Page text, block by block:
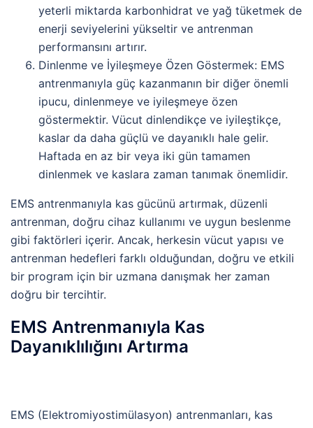
yeterli miktarda karbonhidrat ve yağ tüketmek de
enerji seviyelerini yükseltir ve antrenman
performansını artırır.
Dinlenme ve İyileşmeye Özen Göstermek: EMS
antrenmanıyla güç kazanmanın bir diğer önemli
ipucu, dinlenmeye ve iyileşmeye özen
göstermektir. Vücut dinlendikçe ve iyileştikçe,
kaslar da daha güçlü ve dayanıklı hale gelir.
Haftada en az bir veya iki gün tamamen
dinlenmek ve kaslara zaman tanımak önemlidir.
EMS antrenmanıyla kas gücünü artırmak, düzenli
antrenman, doğru cihaz kullanımı ve uygun beslenme
gibi faktörleri içerir. Ancak, herkesin vücut yapısı ve
antrenman hedefleri farklı olduğundan, doğru ve etkili
bir program için bir uzmana danışmak her zaman
doğru bir tercihtir.
EMS Antrenmanıyla Kas
Dayanıklılığını Artırma
EMS (Elektromiyostimülasyon) antrenmanları, kas